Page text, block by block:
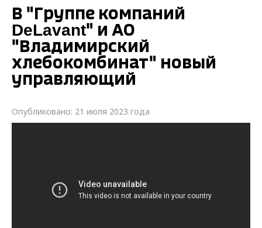
В "Группе компаний
DeLavant" и АО
"Владимирский
хлебокомбинат" новый
управляющий
Опубликовано: 21 июля 2023 года